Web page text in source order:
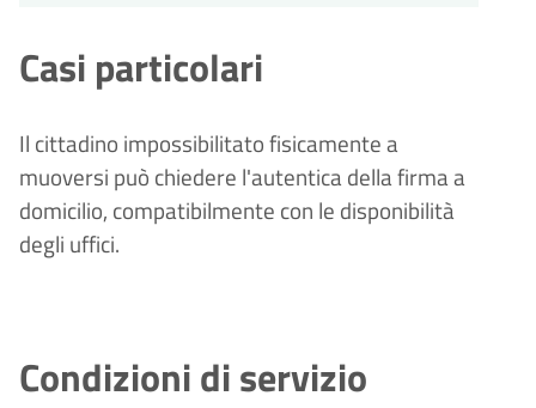
Casi particolari
Il cittadino impossibilitato fisicamente a
muoversi può chiedere l'autentica della firma a
domicilio, compatibilmente con le disponibilità
degli uffici.
Condizioni di servizio